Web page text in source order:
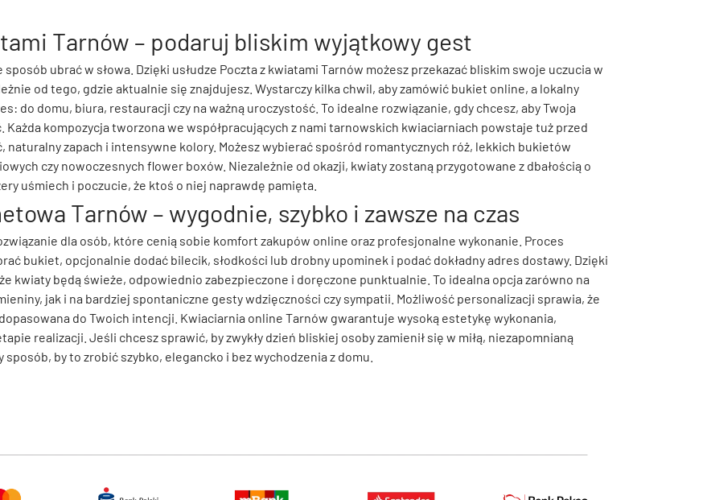
Tarnów – podaruj bliskim wyjątkowy gest
ubrać w słowa. Dzięki usłudze Poczta z kwiatami Tarnów możesz przekazać bliskim swoje uczucia w
od tego, gdzie aktualnie się znajdujesz. Wystarczy kilka chwil, aby zamówić bukiet online, a lokalny
do domu, biura, restauracji czy na ważną uroczystość. To idealne rozwiązanie, gdy chcesz, aby Twoja
Każda kompozycja tworzona we współpracujących z nami tarnowskich kwiaciarniach powstaje tuż przed
zapach i intensywne kolory. Możesz wybierać spośród romantycznych róż, lekkich bukietów
czy nowoczesnych flower boxów. Niezależnie od okazji, kwiaty zostaną przygotowane z dbałością o
uśmiech i poczucie, że ktoś o niej naprawdę pamięta.
Tarnów – wygodnie, szybko i zawsze na czas
dla osób, które cenią sobie komfort zakupów online oraz profesjonalne wykonanie. Proces
bukiet, opcjonalnie dodać bilecik, słodkości lub drobny upominek i podać dokładny adres dostawy. Dzięki
kwiaty będą świeże, odpowiednio zabezpieczone i doręczone punktualnie. To idealna opcja zarówno na
jak i na bardziej spontaniczne gesty wdzięczności czy sympatii. Możliwość personalizacji sprawia, że
do Twoich intencji. Kwiaciarnia online Tarnów gwarantuje wysoką estetykę wykonania,
realizacji. Jeśli chcesz sprawić, by zwykły dzień bliskiej osoby zamienił się w miłą, niezapomnianą
by to zrobić szybko, elegancko i bez wychodzenia z domu.